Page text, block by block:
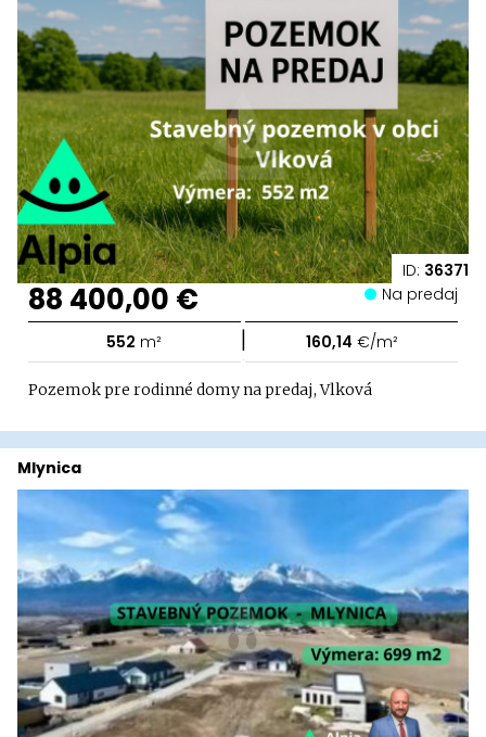
ID: 36371
88 400,00 € Na predaj
552 m² | 160,14 €/m²
Pozemok pre rodinné domy na predaj, Vlková
Mlynica